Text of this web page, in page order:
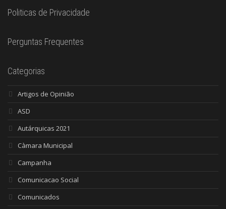
Politicas de Privacidade
Perguntas Frequentes
Categorias
Artigos de Opinião
ASD
Autárquicas 2021
Càmara Municipal
Campanha
Comunicacao Social
Comunicados